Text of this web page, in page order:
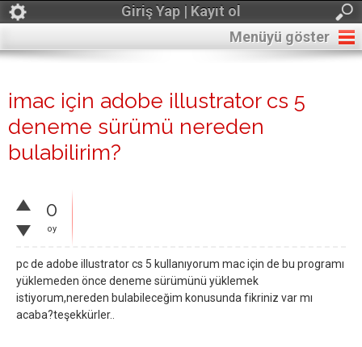
Giriş Yap | Kayıt ol
Menüyü göster
imac için adobe illustrator cs 5
deneme sürümü nereden
bulabilirim?
0
oy
pc de adobe illustrator cs 5 kullanıyorum mac için de bu programı
yüklemeden önce deneme sürümünü yüklemek
istiyorum,nereden bulabileceğim konusunda fikriniz var mı
acaba?teşekkürler..